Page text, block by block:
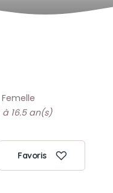
Femelle
à 16.5 an(s)
Favoris